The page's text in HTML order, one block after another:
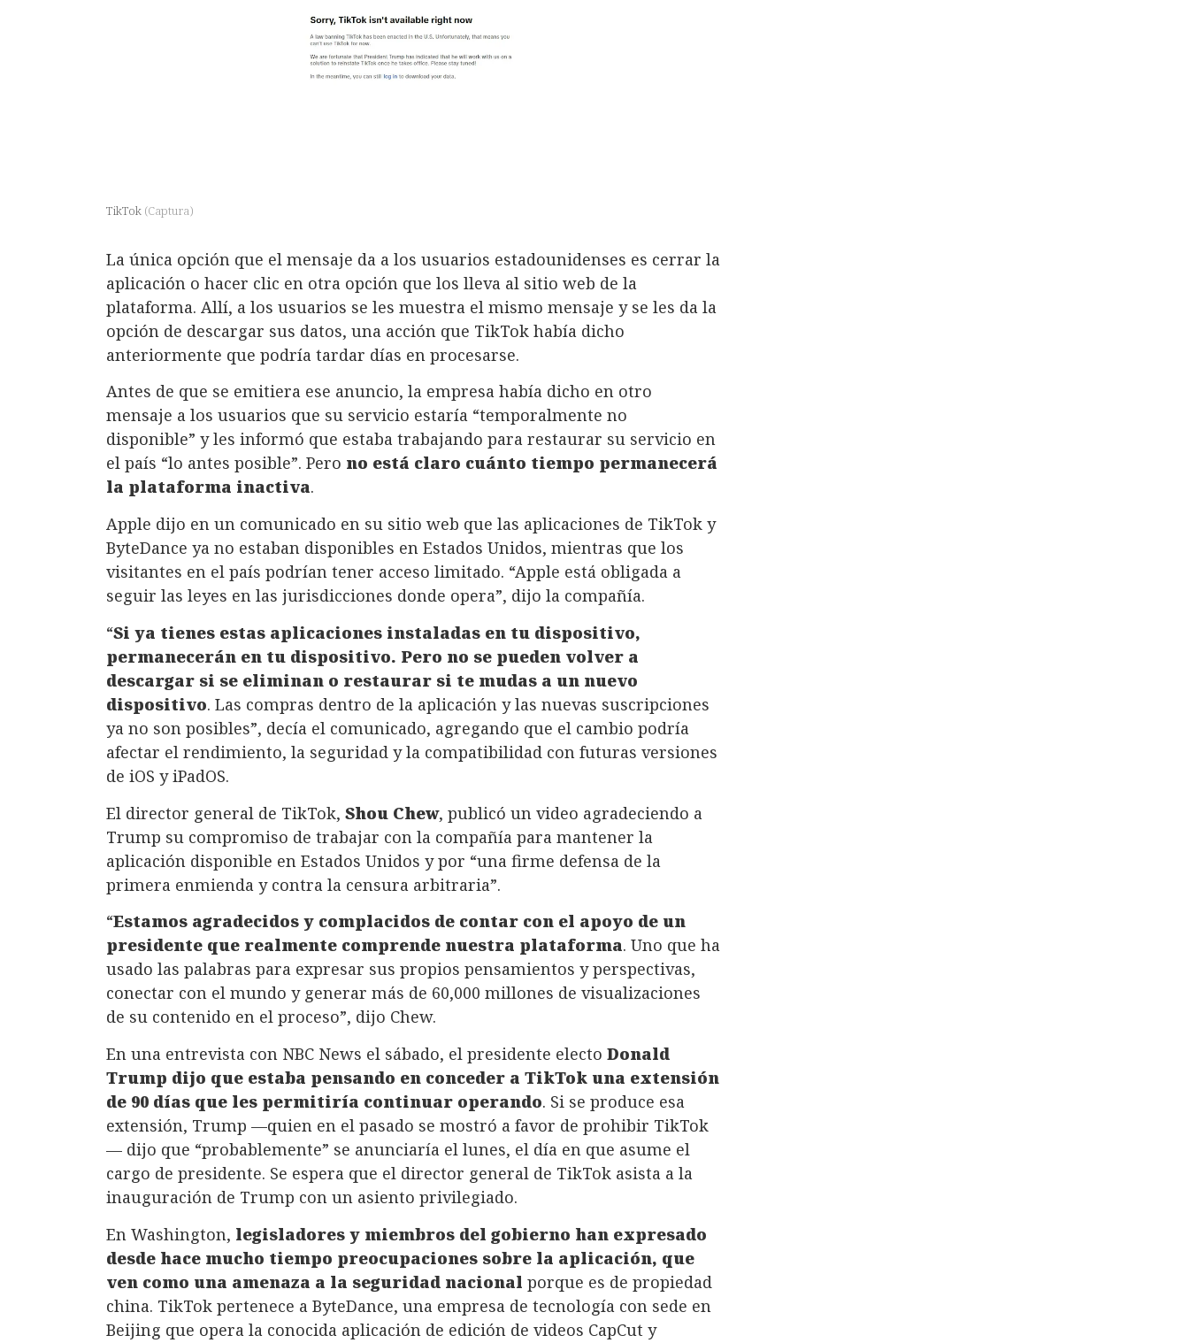
TikTok (Captura)
La única opción que el mensaje da a los usuarios estadounidenses es cerrar la
aplicación o hacer clic en otra opción que los lleva al sitio web de la
plataforma. Allí, a los usuarios se les muestra el mismo mensaje y se les da la
opción de descargar sus datos, una acción que TikTok había dicho
anteriormente que podría tardar días en procesarse.
Antes de que se emitiera ese anuncio, la empresa había dicho en otro
mensaje a los usuarios que su servicio estaría “temporalmente no
disponible” y les informó que estaba trabajando para restaurar su servicio en
el país “lo antes posible”. Pero no está claro cuánto tiempo permanecerá
la plataforma inactiva.
Apple dijo en un comunicado en su sitio web que las aplicaciones de TikTok y
ByteDance ya no estaban disponibles en Estados Unidos, mientras que los
visitantes en el país podrían tener acceso limitado. “Apple está obligada a
seguir las leyes en las jurisdicciones donde opera”, dijo la compañía.
“Si ya tienes estas aplicaciones instaladas en tu dispositivo,
permanecerán en tu dispositivo. Pero no se pueden volver a
descargar si se eliminan o restaurar si te mudas a un nuevo
dispositivo. Las compras dentro de la aplicación y las nuevas suscripciones
ya no son posibles”, decía el comunicado, agregando que el cambio podría
afectar el rendimiento, la seguridad y la compatibilidad con futuras versiones
de iOS y iPadOS.
El director general de TikTok, Shou Chew, publicó un video agradeciendo a
Trump su compromiso de trabajar con la compañía para mantener la
aplicación disponible en Estados Unidos y por “una firme defensa de la
primera enmienda y contra la censura arbitraria”.
“Estamos agradecidos y complacidos de contar con el apoyo de un
presidente que realmente comprende nuestra plataforma. Uno que ha
usado las palabras para expresar sus propios pensamientos y perspectivas,
conectar con el mundo y generar más de 60,000 millones de visualizaciones
de su contenido en el proceso”, dijo Chew.
En una entrevista con NBC News el sábado, el presidente electo Donald
Trump dijo que estaba pensando en conceder a TikTok una extensión
de 90 días que les permitiría continuar operando. Si se produce esa
extensión, Trump —quien en el pasado se mostró a favor de prohibir TikTok
— dijo que “probablemente” se anunciaría el lunes, el día en que asume el
cargo de presidente. Se espera que el director general de TikTok asista a la
inauguración de Trump con un asiento privilegiado.
En Washington, legisladores y miembros del gobierno han expresado
desde hace mucho tiempo preocupaciones sobre la aplicación, que
ven como una amenaza a la seguridad nacional porque es de propiedad
china. TikTok pertenece a ByteDance, una empresa de tecnología con sede en
Beijing que opera la conocida aplicación de edición de videos CapCut y